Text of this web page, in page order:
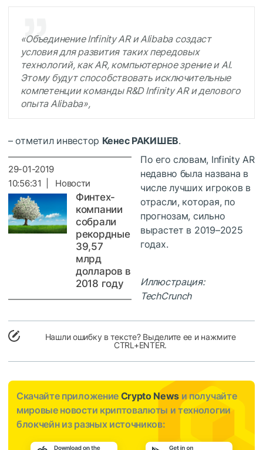
«Объединение Infinity AR и Alibaba создаст
условия для развития таких передовых
технологий, как AR, компьютерное зрение и AI.
Этому будут способствовать исключительные
компетенции команды R&D Infinity AR и делового
опыта Alibaba»,
– отметил инвестор Кенес РАКИШЕВ.
29-01-2019
10:56:31 | Новости
Финтех-
компании
собрали
рекордные
39,57
млрд
долларов в
2018 году
По его словам, Infinity AR
недавно была названа в
числе лучших игроков в
отрасли, которая, по
прогнозам, сильно
вырастет в 2019–2025
годах.
Иллюстрация:
TechCrunch
Нашли ошибку в тексте? Выделите ее и нажмите
CTRL+ENTER.
Скачайте приложение Crypto News и получайте
мировые новости криптовалюты и технологии
блокчейн из разных источников: